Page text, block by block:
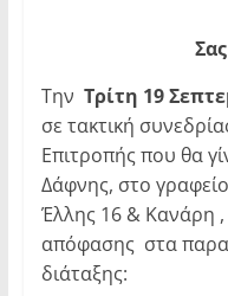
Την Τρίτη 19
σε τακτική
Επιτροπής που θα
Δάφνης, στο
Έλλης 16 & Κανάρη
απόφασης στα
διάταξης: